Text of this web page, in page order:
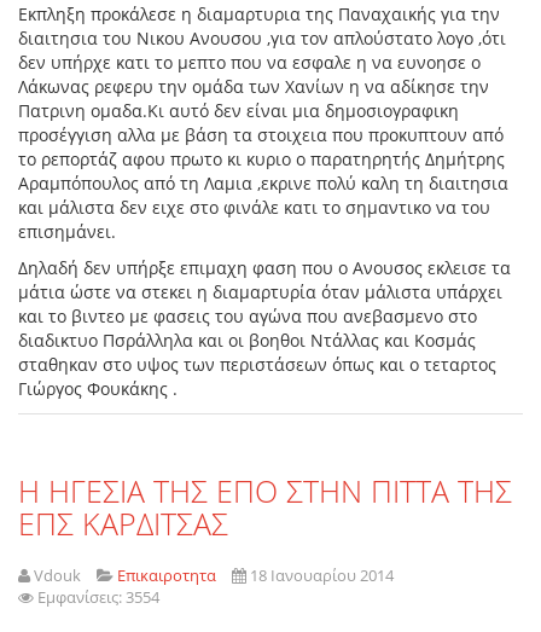
Εκπληξη προκάλεσε η διαμαρτυρια της Παναχαικής για την
διαιτησια του Νικου Ανουσου ,για τον απλούστατο λογο ,ότι
δεν υπήρχε κατι το μεπτο που να εσφαλε η να ευνοησε ο
Λάκωνας ρεφερυ την ομάδα των Χανίων η να αδίκησε την
Πατρινη ομαδα.Κι αυτό δεν είναι μια δημοσιογραφικη
προσέγγιση αλλα με βάση τα στοιχεια που προκυπτουν από
το ρεπορτάζ αφου πρωτο κι κυριο ο παρατηρητής Δημήτρης
Αραμπόπουλος από τη Λαμια ,εκρινε πολύ καλη τη διαιτησια
και μάλιστα δεν ειχε στο φινάλε κατι το σημαντικο να του
επισημάνει.
Δηλαδή δεν υπήρξε επιμαχη φαση που ο Ανουσος εκλεισε τα
μάτια ώστε να στεκει η διαμαρτυρία όταν μάλιστα υπάρχει
και το βιντεο με φασεις του αγώνα που ανεβασμενο στο
διαδικτυο Πσράλληλα και οι βοηθοι Ντάλλας και Κοσμάς
σταθηκαν στο υψος των περιστάσεων όπως και ο τεταρτος
Γιώργος Φουκάκης .
Η ΗΓΕΣΙΑ ΤΗΣ ΕΠΟ ΣΤΗΝ ΠΙΤΤΑ ΤΗΣ
ΕΠΣ ΚΑΡΔΙΤΣΑΣ
Vdouk Επικαιροτητα
18 Ιανουαρίου 2014
Εμφανίσεις: 3554